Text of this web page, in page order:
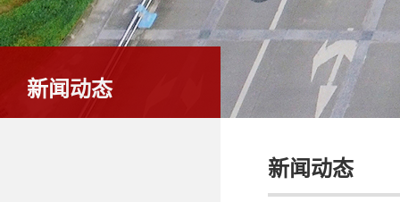
新闻动态
新闻动态